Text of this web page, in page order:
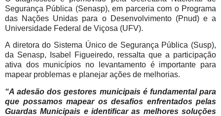
Segurança Pública (Senasp), em parceria com o Programa
das Nações Unidas para o Desenvolvimento (Pnud) e a
Universidade Federal de Viçosa (UFV).
A diretora do Sistema Único de Segurança Pública (Susp),
da Senasp, Isabel Figueiredo, ressalta que a participação
ativa dos municípios no levantamento é importante para
mapear problemas e planejar ações de melhorias.
“A adesão dos gestores municipais é fundamental para
que possamos mapear os desafios enfrentados pelas
Guardas Municipais e identificar as melhores soluções